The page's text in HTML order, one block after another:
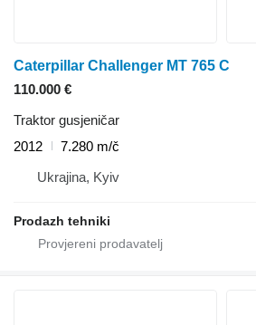
Caterpillar Challenger MT 765 C
110.000 €
Traktor gusjeničar
2012
7.280 m/č
Ukrajina, Kyiv
Prodazh tehniki